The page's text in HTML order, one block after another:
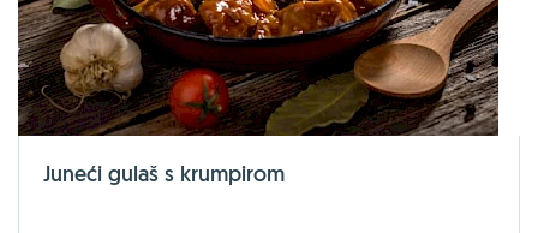
Juneći gulaš s krumpirom